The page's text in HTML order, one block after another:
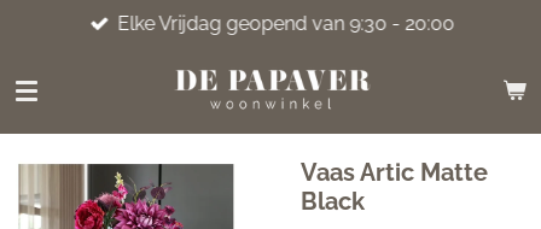
naar
hoofdinhoud
Elke Vrijdag geopend van 9:30 - 20:00
Vaas Artic Matte
Black